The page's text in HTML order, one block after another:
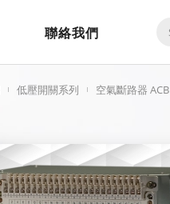
聯絡我們
低壓開關系列 空氣斷路器 ACB